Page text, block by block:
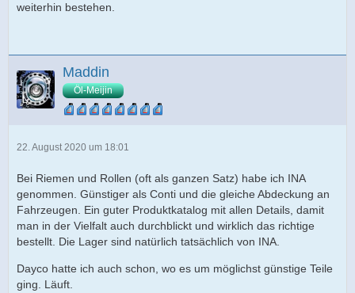
weiterhin bestehen.
Maddin
Öl-Meijin
22. August 2020 um 18:01
Bei Riemen und Rollen (oft als ganzen Satz) habe ich INA
genommen. Günstiger als Conti und die gleiche Abdeckung an
Fahrzeugen. Ein guter Produktkatalog mit allen Details, damit
man in der Vielfalt auch durchblickt und wirklich das richtige
bestellt. Die Lager sind natürlich tatsächlich von INA.
Dayco hatte ich auch schon, wo es um möglichst günstige Teile
ging. Läuft.